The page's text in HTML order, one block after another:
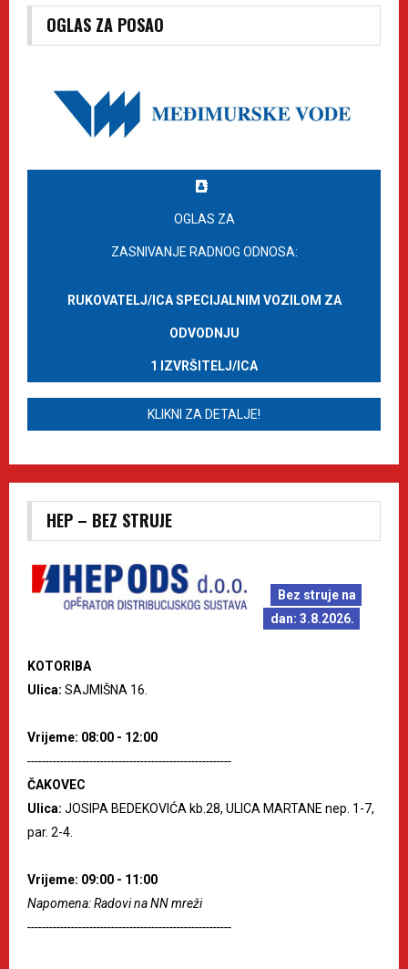
OGLAS ZA POSAO
OGLAS ZA
ZASNIVANJE RADNOG ODNOSA:
RUKOVATELJ/ICA SPECIJALNIM VOZILOM ZA
ODVODNJU
1 IZVRŠITELJ/ICA
KLIKNI ZA DETALJE!
HEP – BEZ STRUJE
Bez struje na
dan: 3.8.2026.
KOTORIBA
Ulica: SAJMIŠNA 16.
Vrijeme: 08:00 - 12:00
--------------------------------------------------------
ČAKOVEC
Ulica: JOSIPA BEDEKOVIĆA kb.28, ULICA MARTANE nep. 1-7,
par. 2-4.
Vrijeme: 09:00 - 11:00
Napomena: Radovi na NN mreži
--------------------------------------------------------